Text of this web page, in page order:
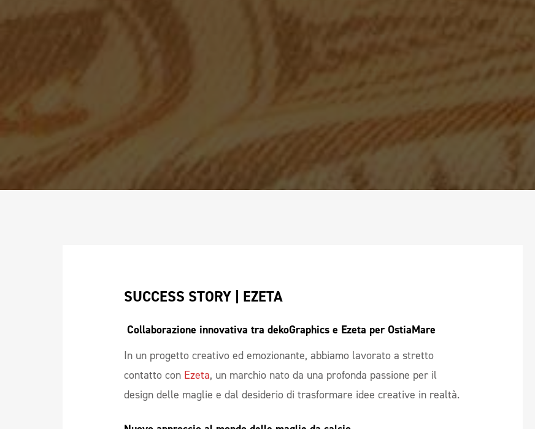
SUCCESS STORY | EZETA
Collaborazione innovativa tra dekoGraphics e Ezeta per OstiaMare
In un progetto creativo ed emozionante, abbiamo lavorato a stretto
contatto con Ezeta, un marchio nato da una profonda passione per il
design delle maglie e dal desiderio di trasformare idee creative in realtà.